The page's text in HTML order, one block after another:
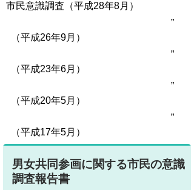
市民意識調査（平成28年8月）
（平成26年9月）
（平成23年6月）
（平成20年5月）
（平成17年5月）
男女共同参画に関する市民の意識
調査報告書